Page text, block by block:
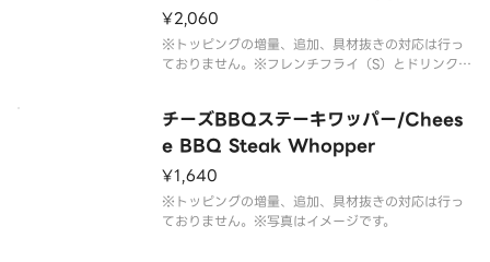
¥2,060
※トッピングの増量、追加、具材抜きの対応は行っ
ておりません。※フレンチフライ（S）とドリンク
を防ぐため、フィルムには空気穴がございます。※
写真はイメージです。
チーズBBQステーキワッパー/Chees
e BBQ Steak Whopper
¥1,640
※トッピングの増量、追加、具材抜きの対応は行っ
ておりません。※写真はイメージです。